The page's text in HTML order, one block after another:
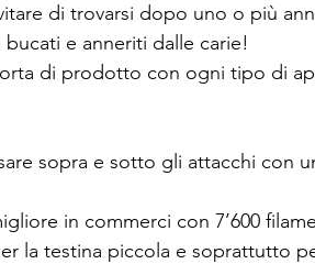
di trovarsi dopo uno o più
e anneriti dalle carie!
di prodotto con ogni tipo di
sopra e sotto gli attacchi con
in commerci con 7’600
la testina piccola e soprattutto